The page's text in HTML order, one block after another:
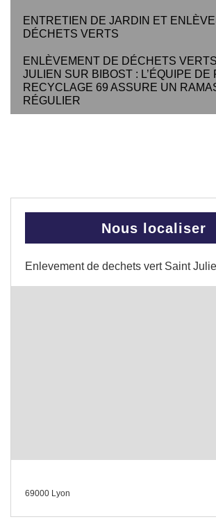
ENTRETIEN DE JARDIN ET
DÉCHETS VERTS
ENLÈVEMENT DE DÉCHETS
JULIEN SUR BIBOST : L’ÉQUIPE DE
RECYCLAGE 69 ASSURE UN
RÉGULIER
Nous localiser
Enlevement de dechets vert Saint
69000 Lyon